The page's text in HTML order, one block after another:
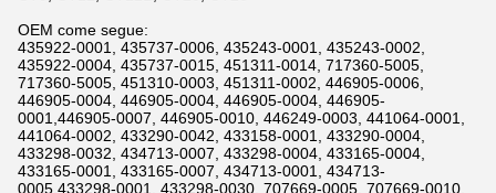
OEM come segue:
435922-0001, 435737-0006, 435243-0001, 435243-0002,
435922-0004, 435737-0015, 451311-0014, 717360-5005,
717360-5005, 451310-0003, 451311-0002, 446905-0006,
446905-0004, 446905-0004, 446905-0004, 446905-
0001,446905-0007, 446905-0010, 446249-0003, 441064-0001,
441064-0002, 433290-0042, 433158-0001, 433290-0004,
433298-0032, 434713-0007, 433298-0004, 433165-0004,
433165-0001, 433165-0007, 434713-0001, 434713-
0005,433298-0001, 433298-0030, 707669-0005, 707669-0010,